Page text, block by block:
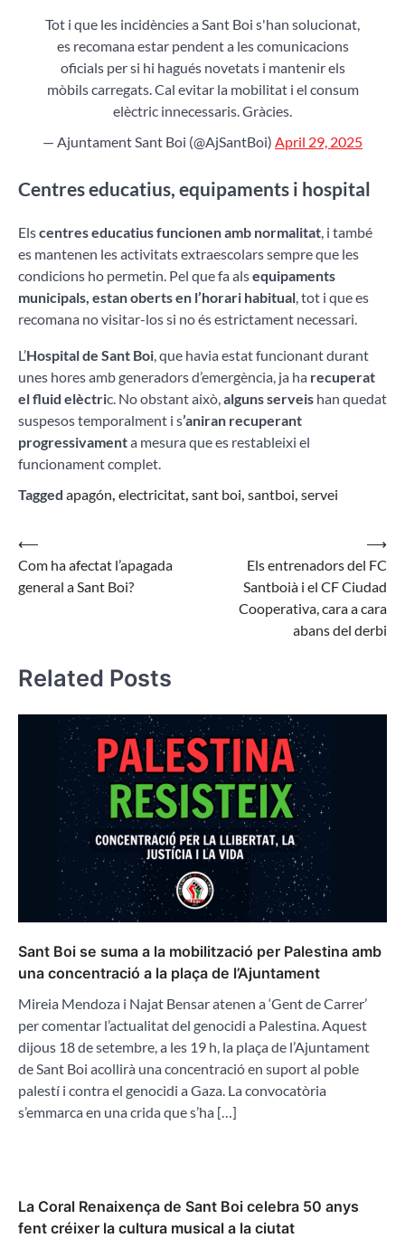
Tot i que les incidències a Sant Boi s'han solucionat,
es recomana estar pendent a les comunicacions
oficials per si hi hagués novetats i mantenir els
mòbils carregats. Cal evitar la mobilitat i el consum
elèctric innecessaris. Gràcies.
— Ajuntament Sant Boi (@AjSantBoi) April 29, 2025
Centres educatius, equipaments i hospital
Elscentres educatius funcionen amb normalitat, i també
es mantenen les activitats extraescolars sempre que les
condicions ho permetin. Pel que fa alsequipaments
municipals, estan oberts en l’horari habitual, tot i que es
recomana no visitar-los si no és estrictament necessari.
L’Hospital de Sant Boi, que havia estat funcionant durant
unes hores amb generadors d’emergència, ja ha recuperat
el fluid elèctric. No obstant això,alguns serveis han quedat
suspesos temporalment i s’aniran recuperant
progressivamenta mesura que es restableixi el
funcionament complet.
Tagged apagón, electricitat, sant boi, santboi, servei
Navegació
d'entrades
⟵
Com ha afectat l’apagada
general a Sant Boi?
Els entrenadors del FC
Santboià i el CF Ciudad
Cooperativa, cara a cara
abans del derbi
⟶
Related Posts
Sant Boi se suma a la mobilització per Palestina amb
una concentració a la plaça de l’Ajuntament
Mireia Mendoza i Najat Bensar atenen a ‘Gent de Carrer’
per comentar l’actualitat del genocidi a Palestina. Aquest
dijous 18 de setembre, a les 19 h, la plaça de l’Ajuntament
de Sant Boi acollirà una concentració en suport al poble
palestí i contra el genocidi a Gaza. La convocatòria
s’emmarca en una crida que s’ha […]
La Coral Renaixença de Sant Boi celebra 50 anys
fent créixer la cultura musical a la ciutat